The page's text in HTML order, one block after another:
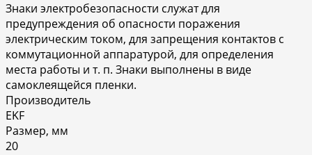
Знаки электробезопасности служат для
предупреждения об опасности поражения
электрическим током, для запрещения контактов с
коммутационной аппаратурой, для определения
места работы и т. п. Знаки выполнены в виде
самоклеящейся пленки.
Производитель
EKF
Размер, мм
20